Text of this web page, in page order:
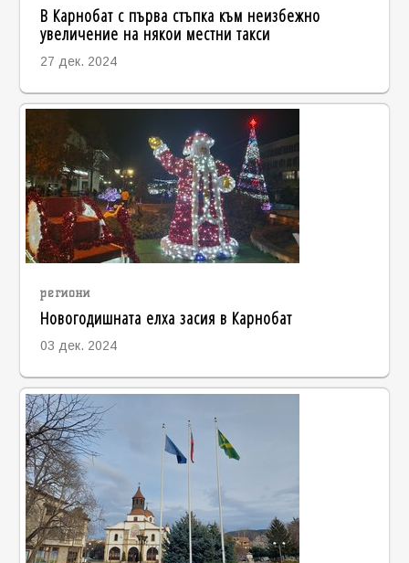
В Карнобат с първа стъпка към неизбежно
увеличение на някои местни такси
27 дек. 2024
региони
Новогодишната елха засия в Карнобат
03 дек. 2024